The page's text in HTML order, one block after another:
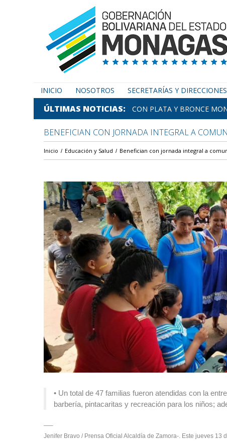
INICIO NOSOTROS SECRETARÍAS Y DIRECCIONES
ÚLTIMAS NOTICIAS CON PLATA Y BRONCE
BENEFICIAN CON JORNADA INTEGRAL A
Inicio Educación y Salud Benefician con jornada integral a
• Un total de 47 familias fueron atendidas con la
barbería, pintacaritas y recreación para los niños;
—–
Jenifer Bravo / Prensa Oficial Alcaldía de Zamora-. Este jueves